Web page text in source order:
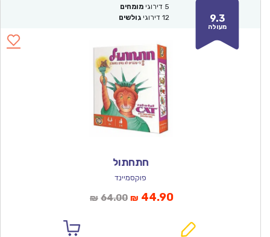
9.3
מעולה
5 דירוגי מומחים
12 דירוגי גולשים
חתחתול
פוקסמיינד
₪ 64.00המחיר
₪ 44.90המחיר
הוא: